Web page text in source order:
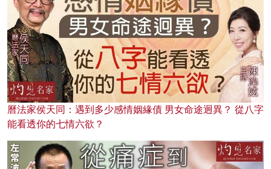
曆法家侯天同：遇到多少感情姻緣債 男女命途迥異？ 從八字
能看透你的七情六欲？